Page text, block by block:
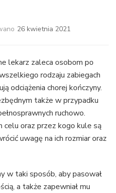
26 kwietnia 2021
lekarz zaleca osobom po
rodzaju zabiegach
odciążenia chorej kończyny.
także w przypadku
ruchowo.
celu oraz przez kogo kule są
uwagę na ich rozmiar oraz
w taki sposób, aby pasował
a także zapewniał mu